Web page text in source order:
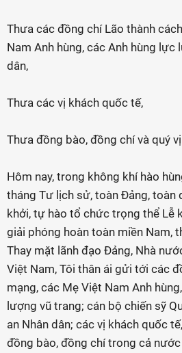
Thưa các đồng chí Lão thành
Nam Anh hùng, các Anh hùng lực
dân,
Thưa các vị khách quốc tế,
Thưa đồng bào, đồng chí và quý
Hôm nay, trong không khí hào
tháng Tư lịch sử, toàn Đảng, toàn
khởi, tự hào tổ chức trọng thể Lễ
giải phóng hoàn toàn miền Nam,
Thay mặt lãnh đạo Đảng, Nhà
Việt Nam, Tôi thân ái gửi tới các
mạng, các Mẹ Việt Nam Anh
lượng vũ trang; cán bộ chiến sỹ
an Nhân dân; các vị khách quốc
đồng bào, đồng chí trong cả